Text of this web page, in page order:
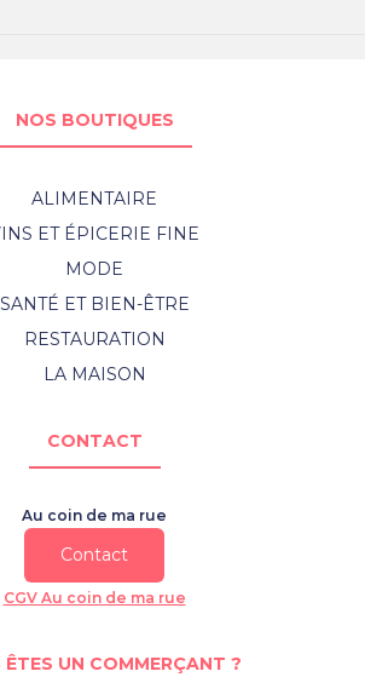
NOS BOUTIQUES
ALIMENTAIRE
ET ÉPICERIE FINE
MODE
SANTÉ ET BIEN-ÊTRE
RESTAURATION
LA MAISON
CONTACT
Au coin de ma rue
Contact
CGV Au coin de ma rue
ÊTES UN COMMERÇANT ?